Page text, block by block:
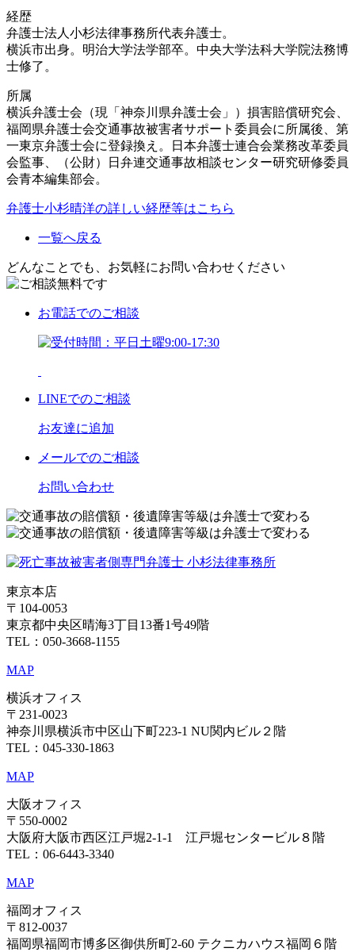
経歴
弁護士法人小杉法律事務所代表弁護士。
横浜市出身。明治大学法学部卒。中央大学法科大学院法務博
士修了。
所属
横浜弁護士会（現「神奈川県弁護士会」）損害賠償研究会、
福岡県弁護士会交通事故被害者サポート委員会に所属後、第
一東京弁護士会に登録換え。日本弁護士連合会業務改革委員
会監事、（公財）日弁連交通事故相談センター研究研修委員
会青本編集部会。
弁護士小杉晴洋の詳しい経歴等はこちら
一覧へ戻る
どんなことでも、お気軽にお問い合わせください
お電話でのご相談
LINEでのご相談
お友達に追加
メールでのご相談
お問い合わせ
東京本店
〒104-0053
東京都中央区晴海3丁目13番1号49階
TEL：050-3668-1155
MAP
横浜オフィス
〒231-0023
神奈川県横浜市中区山下町223-1 NU関内ビル２階
TEL：045-330-1863
MAP
大阪オフィス
〒550-0002
大阪府大阪市西区江戸堀2-1-1 江戸堀センタービル８階
TEL：06-6443-3340
MAP
福岡オフィス
〒812-0037
福岡県福岡市博多区御供所町2-60 テクニカハウス福岡６階